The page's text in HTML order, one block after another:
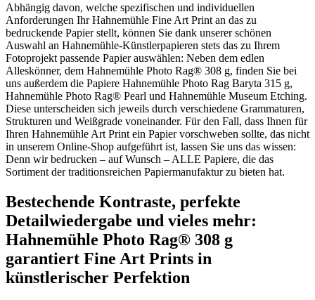
Abhängig davon, welche spezifischen und individuellen
Anforderungen Ihr Hahnemühle Fine Art Print an das zu
bedruckende Papier stellt, können Sie dank unserer schönen
Auswahl an Hahnemühle-Künstlerpapieren stets das zu Ihrem
Fotoprojekt passende Papier auswählen: Neben dem edlen
Alleskönner, dem Hahnemühle Photo Rag® 308 g, finden Sie bei
uns außerdem die Papiere Hahnemühle Photo Rag Baryta 315 g,
Hahnemühle Photo Rag® Pearl und Hahnemühle Museum Etching.
Diese unterscheiden sich jeweils durch verschiedene Grammaturen,
Strukturen und Weißgrade voneinander. Für den Fall, dass Ihnen für
Ihren Hahnemühle Art Print ein Papier vorschweben sollte, das nicht
in unserem Online-Shop aufgeführt ist, lassen Sie uns das wissen:
Denn wir bedrucken – auf Wunsch – ALLE Papiere, die das
Sortiment der traditionsreichen Papiermanufaktur zu bieten hat.
Bestechende Kontraste, perfekte
Detailwiedergabe und vieles mehr:
Hahnemühle Photo Rag® 308 g
garantiert Fine Art Prints in
künstlerischer Perfektion